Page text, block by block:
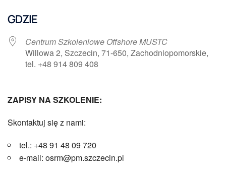
GDZIE
Centrum Szkoleniowe Offshore MUSTC
Willowa 2, Szczecin, 71-650, Zachodniopomorskie,
tel. +48 914 809 408
ZAPISY NA SZKOLENIE:
Skontaktuj się z nami:
tel.: +48 91 48 09 720
e-mail: osrm@pm.szczecin.pl